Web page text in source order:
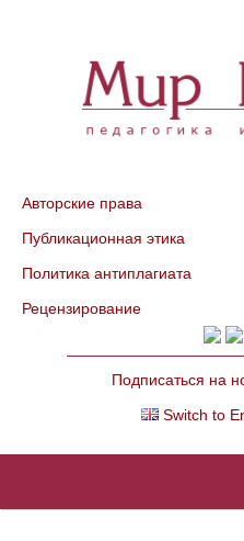
Авторские права
Публикационная этика
Политика антиплагиата
Рецензирование
Подписаться на
Switch to